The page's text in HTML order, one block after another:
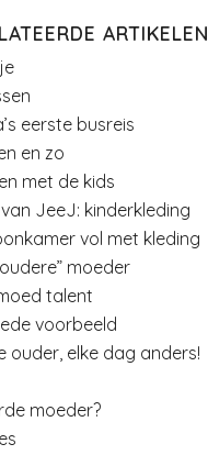
ARTIKELEN
eerste busreis
en zo
met de kids
JeeJ: kinderkleding
vol met kleding
moeder
talent
voorbeeld
ouder, elke dag anders!
moeder?